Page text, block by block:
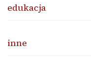
edukacja
inne